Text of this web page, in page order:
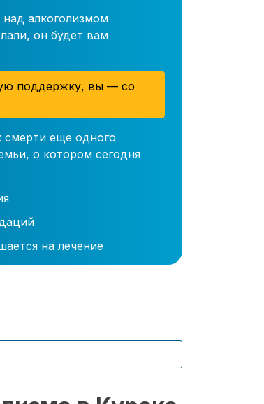
алкоголизмом
он будет вам
поддержку, вы — со
смерти еще одного
о котором сегодня
на лечение